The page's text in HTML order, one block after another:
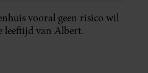
vooral geen risico wil
leeftijd van Albert.